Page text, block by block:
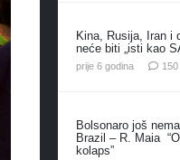
Kina, Rusija, Iran i
neće biti „isti kao
prije 6 godina 150
Bolsonaro još
Brazil – R. Maia
kolaps”